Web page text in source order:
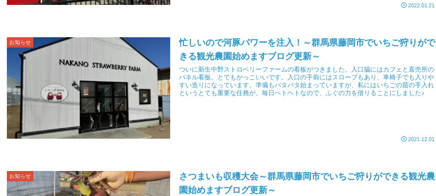
2022.01.21
お知らせ
忙しいので河豚パワーを注入！～群馬県藤岡市でいちご狩りがで
きる観光農園始めますブログ更新～
ついに新生中野ストロベリーファームの看板がつきました。入口脇にはカフェと直売所の
パネル看板。とてもかっこいいです。入口の手前にはスロープもあり、車椅子でも入りや
すい造りになっています。準備もバタバタ始まっていますが、私にはいちごの苗の手入れ
というとても重要な任務が。毎日ヘトヘトなので、ふぐの力を借りることにしました♪
2021.12.01
お知らせ
さつまいも収穫大会～群馬県藤岡市でいちご狩りができる観光農
園始めますブログ更新～